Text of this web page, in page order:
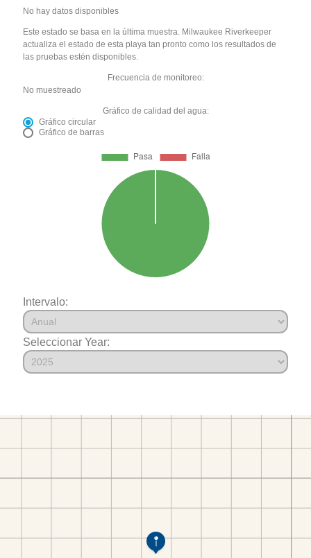
No hay datos disponibles
Este estado se basa en la última muestra. Milwaukee Riverkeeper
actualiza el estado de esta playa tan pronto como los resultados de
las pruebas estén disponibles.
Frecuencia de monitoreo:
No muestreado
Gráfico de calidad del agua:
Gráfico circular
Gráfico de barras
Intervalo:
Seleccionar Year: